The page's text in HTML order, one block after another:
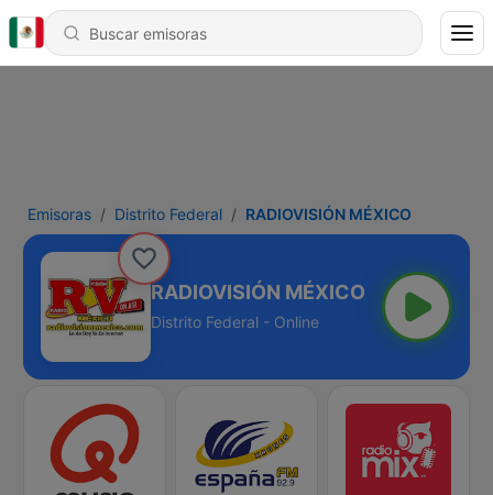
Emisoras Distrito Federal RADIOVISIÓN MÉXICO
RADIOVISIÓN MÉXICO
Distrito Federal - Online